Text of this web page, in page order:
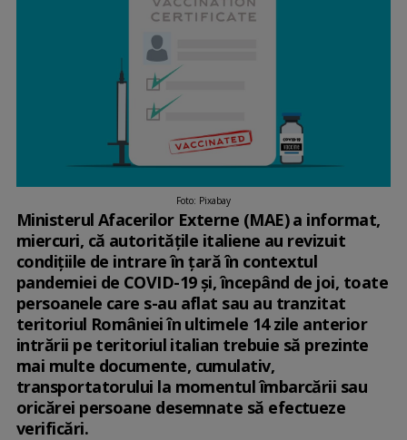
Foto: Pixabay
Ministerul Afacerilor Externe (MAE) a informat,
miercuri, că autorităţile italiene au revizuit
condiţiile de intrare în ţară în contextul
pandemiei de COVID-19 şi, începând de joi, toate
persoanele care s-au aflat sau au tranzitat
teritoriul României în ultimele 14 zile anterior
intrării pe teritoriul italian trebuie să prezinte
mai multe documente, cumulativ,
transportatorului la momentul îmbarcării sau
oricărei persoane desemnate să efectueze
verificări.